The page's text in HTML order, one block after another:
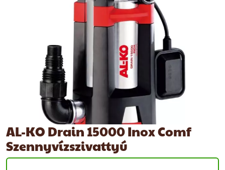
AL-KO Drain 15000 Inox Comf
Szennyvízszivattyú